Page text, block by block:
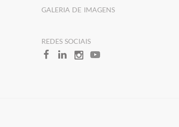
GALERIA DE IMAGENS
​REDES SOCIAIS